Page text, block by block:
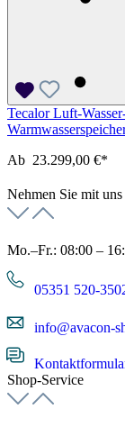
Tecalor Luft-
Ab 23.299,00 €*
Nehmen Sie mit
Mo.–Fr.: 08:00 –
05351 520-
info@avacon-
Shop-Service